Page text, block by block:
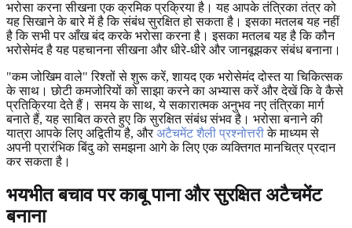
भरोसा करना सीखना एक क्रमिक प्रक्रिया है। यह आपके तंत्रिका तंत्र को
यह सिखाने के बारे में है कि संबंध सुरक्षित हो सकता है। इसका मतलब यह नहीं
है कि सभी पर आँख बंद करके भरोसा करना है। इसका मतलब यह है कि कौन
भरोसेमंद है यह पहचानना सीखना और धीरे-धीरे और जानबूझकर संबंध बनाना।
"कम जोखिम वाले" रिश्तों से शुरू करें, शायद एक भरोसेमंद दोस्त या चिकित्सक
के साथ। छोटी कमजोरियों को साझा करने का अभ्यास करें और देखें कि वे कैसे
प्रतिक्रिया देते हैं। समय के साथ, ये सकारात्मक अनुभव नए तंत्रिका मार्ग
बनाते हैं, यह साबित करते हुए कि सुरक्षित संबंध संभव है। भरोसा बनाने की
यात्रा आपके लिए अद्वितीय है, औरअटैचमेंट शैली प्रश्नोत्तरीके माध्यम से
अपनी प्रारंभिक बिंदु को समझना आगे के लिए एक व्यक्तिगत मानचित्र प्रदान
कर सकता है।
भयभीत बचाव पर काबू पाना और सुरक्षित अटैचमेंट
बनाना